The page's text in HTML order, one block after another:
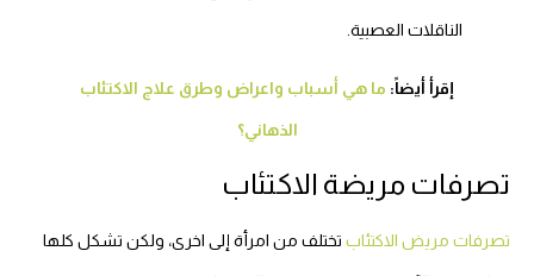
الناقلات العصبية.
إقرأ أيضاً: ما هي أسباب واعراض وطرق علاج الاكتئاب
الذهاني؟
تصرفات مريضة الاكتئاب
تصرفات مريض الاكتئاب تختلف من امرأة إلى اخرى، ولكن تشكل كلها